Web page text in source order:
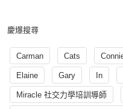
慶爆搜尋
Carman Cats
Elaine Gary In
Miracle 社交力學培訓導師